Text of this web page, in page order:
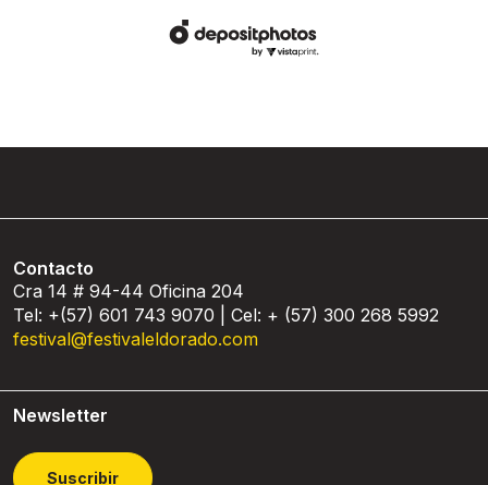
Contacto
Cra 14 # 94-44 Oficina 204
Tel: +(57) 601 743 9070 | Cel: + (57) 300 268 5992
festival@festivaleldorado.com
Newsletter
Suscribir